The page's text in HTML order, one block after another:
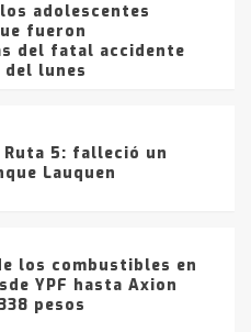
adolescentes
fueron
del fatal accidente
del lunes
5: falleció un
Lauquen
los combustibles en
YPF hasta Axion
pesos